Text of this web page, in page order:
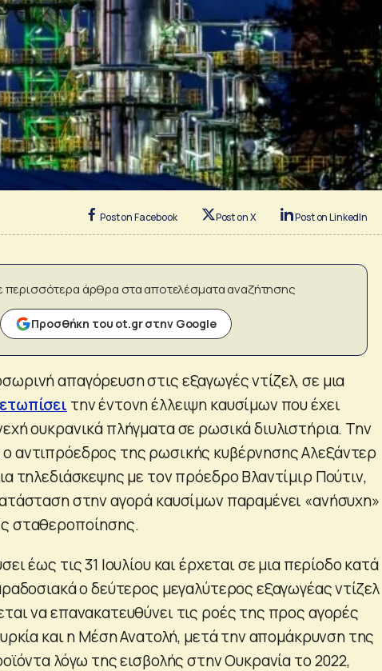
Post on Facebook Post on X Post on LinkedIn
περισσότερα άρθρα στα αποτελέσματα αναζήτησης
Προσθήκη του ot.gr στην Google
απαγόρευση στις εξαγωγές ντίζελ, σε μια
την έντονη έλλειψη καυσίμων που έχει
ουκρανικά πλήγματα σε ρωσικά διυλιστήρια. Την
αντιπρόεδρος της ρωσικής κυβέρνησης Αλεξάντερ
τηλεδιάσκεψης με τον πρόεδρο Βλαντίμιρ Πούτιν,
στην αγορά καυσίμων παραμένει «ανήσυχη»
σταθεροποίησης.
έως τις 31 Ιουλίου και έρχεται σε μια περίοδο κατά
ο δεύτερος μεγαλύτερος εξαγωγέας ντίζελ
να επανακατευθύνει τις ροές της προς αγορές
και η Μέση Ανατολή, μετά την απομάκρυνση της
λόγω της εισβολής στην Ουκρανία το 2022,